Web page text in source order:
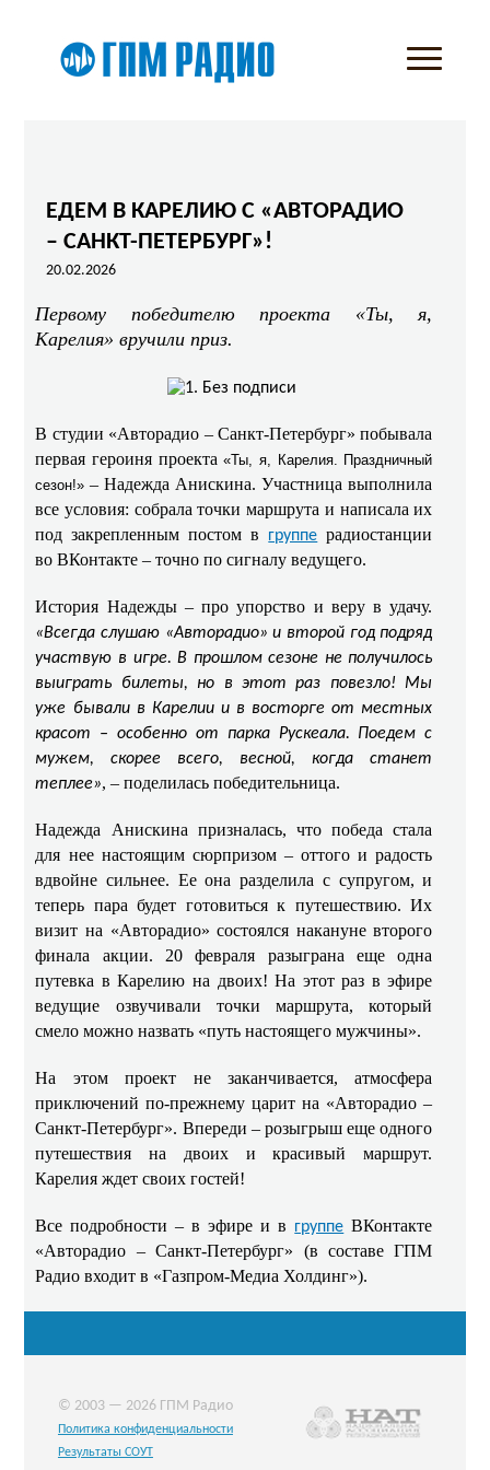
ЕДЕМ В КАРЕЛИЮ С «АВТОРАДИО
– САНКТ-ПЕТЕРБУРГ»!
20.02.2026
Первому победителю проекта «Ты, я,
Карелия» вручили приз.
В студии «Авторадио – Санкт-Петербург» побывала
первая героиня проекта«Ты, я, Карелия. Праздничный
сезон!» – Надежда Анискина. Участница выполнила
все условия: собрала точки маршрута и написала их
под закрепленным постом в группе радиостанции
во ВКонтакте – точно по сигналу ведущего.
История Надежды – про упорство и веру в удачу.
«Всегда слушаю «Авторадио» и второй год подряд
участвую в игре. В прошлом сезоне не получилось
выиграть билеты, но в этот раз повезло! Мы
уже бывали в Карелии и в восторге от местных
красот – особенно от парка Рускеала. Поедем с
мужем, скорее всего, весной, когда станет
теплее», – поделилась победительница.
Надежда Анискина призналась, что победа стала
для нее настоящим сюрпризом – оттого и радость
вдвойне сильнее. Ее она разделила с супругом, и
теперь пара будет готовиться к путешествию. Их
визит на «Авторадио» состоялся накануне второго
финала акции. 20 февраля разыграна еще одна
путевка в Карелию на двоих! На этот раз в эфире
ведущие озвучивали точки маршрута, который
смело можно назвать «путь настоящего мужчины».
На этом проект не заканчивается, атмосфера
приключений по‑прежнему царит на «Авторадио –
Санкт-Петербург». Впереди – розыгрыш еще одного
путешествия на двоих и красивый маршрут.
Карелия ждет своих гостей!
Все подробности – в эфире и в группе ВКонтакте
«Авторадио – Санкт-Петербург» (в составе ГПМ
Радио входит в «Газпром-Медиа Холдинг»).
© 2003 — 2026 ГПМ Радио
Политика конфиденциальности
Результаты СОУТ